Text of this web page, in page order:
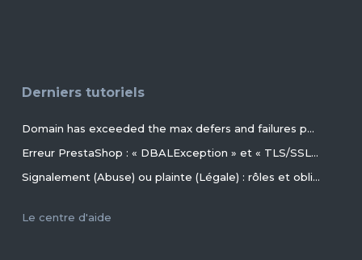
Derniers tutoriels
Domain has exceeded the max defers and failures per hour (5/5 (100%)) allowed. Message discarded.
Erreur PrestaShop : « DBALException » et « TLS/SSL invalid directory » avec MariaDB 11.4+ en 2026+
Signalement (Abuse) ou plainte (Légale) : rôles et obligations des parties, conseils et procédures ?
Le centre d'aide